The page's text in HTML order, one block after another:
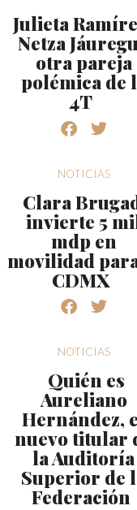
Julieta
Netza
otra pareja
polémica de
4T
NOTICIAS
Clara
invierte 5
mdp en
movilidad
CDMX
NOTICIAS
Quién es
Aureliano
Hernández,
nuevo titular
la Auditoría
Superior de
Federación